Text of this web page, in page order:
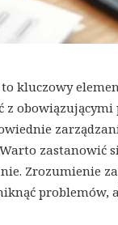
kluczowy
z
zastanowić
Zrozumienie
problemów,